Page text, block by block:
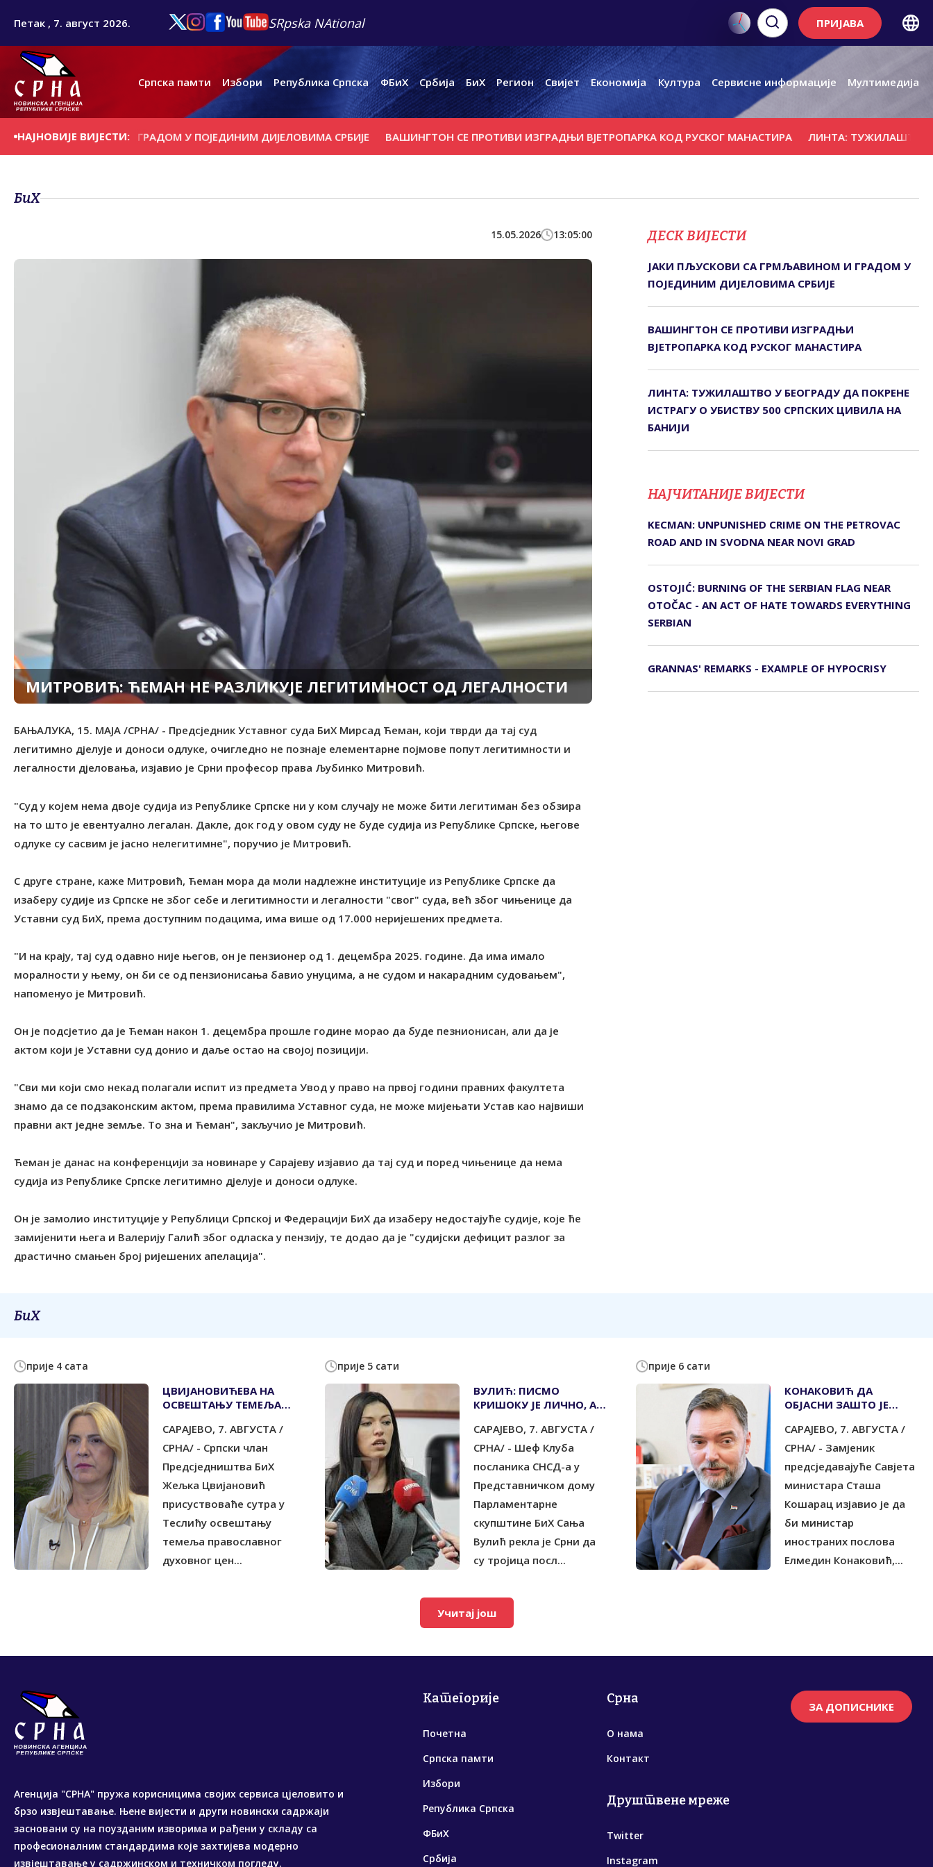
Петак , 7. август 2026. SRpska NAtional ПРИЈАВА
Српска памти Избори Република Српска ФБиХ Србија БиХ Регион Свијет Економија Култура Сервисне информације Мултимедија
НАЈНОВИЈЕ ВИЈЕСТИ:
ГРМЉАВИНОМ И ГРАДОМ У ПОЈЕДИНИМ ДИЈЕЛОВИМА СРБИЈЕ ВАШИНГТОН СЕ ПРОТИВИ ИЗГРАДЊИ ВЈЕТРОПАРКА КОД РУСКОГ МАНАСТИРА ЛИНТА: ТУЖИЛАШТВО У
БиХ
15.05.2026 13:05:00
МИТРОВИЋ: ЋЕМАН НЕ РАЗЛИКУЈЕ ЛЕГИТИМНОСТ ОД ЛЕГАЛНОСТИ
БАЊАЛУКА, 15. МАЈА /СРНА/ - Предсједник Уставног суда БиХ Мирсад Ћеман, који тврди да тај суд
легитимно дјелује и доноси одлуке, очигледно не познаје елементарне појмове попут легитимности и
легалности дјеловања, изјавио је Срни професор права Љубинко Митровић.
"Суд у којем нема двоје судија из Републике Српске ни у ком случају не може бити легитиман без обзира
на то што је евентуално легалан. Дакле, док год у овом суду не буде судија из Републике Српске, његове
одлуке су сасвим је јасно нелегитимне", поручио је Митровић.
С друге стране, каже Митровић, Ћеман мора да моли надлежне институције из Републике Српске да
изаберу судије из Српске не због себе и легитимности и легалности "свог" суда, већ због чињенице да
Уставни суд БиХ, према доступним подацима, има више од 17.000 неријешених предмета.
"И на крају, тај суд одавно није његов, он је пензионер од 1. децембра 2025. године. Да има имало
моралности у њему, он би се од пензионисања бавио унуцима, а не судом и накарадним судовањем",
напоменуо је Митровић.
Он је подсјетио да је Ћеман након 1. децембра прошле године морао да буде пезнионисан, али да је
актом који је Уставни суд донио и даље остао на својој позицији.
"Сви ми који смо некад полагали испит из предмета Увод у право на првој години правних факултета
знамо да се подзаконским актом, према правилима Уставног суда, не може мијењати Устав као највиши
правни акт једне земље. То зна и Ћеман", закључио је Митровић.
Ћеман је данас на конференцији за новинаре у Сарајеву изјавио да тај суд и поред чињенице да нема
судија из Републике Српске легитимно дјелује и доноси одлуке.
Он је замолио институције у Републици Српској и Федерацији БиХ да изаберу недостајуће судије, које ће
замијенити њега и Валерију Галић због одласка у пензију, те додао да је "судијски дефицит разлог за
драстично смањен број ријешених апелација".
ДЕСК ВИЈЕСТИ
ЈАКИ ПЉУСКОВИ СА ГРМЉАВИНОМ И ГРАДОМ У
ПОЈЕДИНИМ ДИЈЕЛОВИМА СРБИЈЕ
ВАШИНГТОН СЕ ПРОТИВИ ИЗГРАДЊИ
ВЈЕТРОПАРКА КОД РУСКОГ МАНАСТИРА
ЛИНТА: ТУЖИЛАШТВО У БЕОГРАДУ ДА ПОКРЕНЕ
ИСТРАГУ О УБИСТВУ 500 СРПСКИХ ЦИВИЛА НА
БАНИЈИ
НАЈЧИТАНИЈЕ ВИЈЕСТИ
KECMAN: UNPUNISHED CRIME ON THE PETROVAC
ROAD AND IN SVODNA NEAR NOVI GRAD
OSTOJIĆ: BURNING OF THE SERBIAN FLAG NEAR
OTOČAC - AN ACT OF HATE TOWARDS EVERYTHING
SERBIAN
GRANNAS' REMARKS - EXAMPLE OF HYPOCRISY
БиХ
прије 4 сата
ЦВИЈАНОВИЋЕВА НА
ОСВЕШТАЊУ ТЕМЕЉА
ТЕСЛИЋУ
САРАЈЕВО, 7. АВГУСТА /
СРНА/ - Српски члан
Предсједништва БиХ
Жељка Цвијановић
присуствоваће сутра у
Теслићу освештању
темеља православног
духовног цен...
прије 5 сати
ВУЛИЋ: ПИСМО
КРИШОКУ ЈЕ ЛИЧНО, А
ПАРЛАМЕНТАРНЕ
СКУПШТИНЕ
САРАЈЕВО, 7. АВГУСТА /
СРНА/ - Шеф Клуба
посланика СНСД-а у
Представничком дому
Парламентарне
скупштине БиХ Сања
Вулић рекла је Срни да
су тројица посл...
прије 6 сати
КОНАКОВИЋ ДА
ОБЈАСНИ ЗАШТО ЈЕ
РУКОВОДЕЋОЈ
ПОЗИЦИЈИ
САРАЈЕВО, 7. АВГУСТА /
СРНА/ - Замјеник
предсједавајуће Савјета
министара Сташа
Кошарац изјавио је да
би министар
иностраних послова
Елмедин Конаковић,...
Учитај још
Агенција "СРНА" пружа корисницима својих сервиса цјеловито и
брзо извјештавање. Њене вијести и други новински садржаји
засновани су на поузданим изворима и рађени у складу са
професионалним стандардима које захтијева модерно
извјештавање у садржинском и техничком погледу.
Категорије
Почетна
Српска памти
Избори
Република Српска
ФБиХ
Србија
Срна
О нама
Контакт
Друштвене мреже
Twitter
Instagram
ЗА ДОПИСНИКЕ